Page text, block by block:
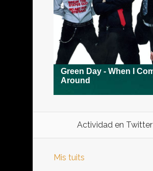
Actividad en Twitter
Mis tuits